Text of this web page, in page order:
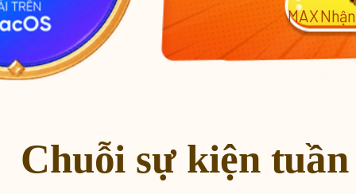
MAX
Chuỗi sự kiện